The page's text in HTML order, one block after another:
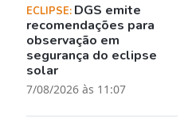
ECLIPSE: DGS emite
recomendações para
observação em
segurança do eclipse
solar
7/08/2026 às 11:07